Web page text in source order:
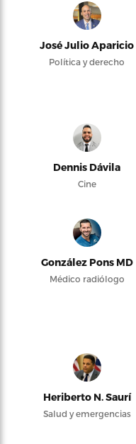
José Julio Aparicio
Política y derecho
Dennis Dávila
Cine
González Pons MD
Médico radiólogo
Heriberto N. Saurí
Salud y emergencias